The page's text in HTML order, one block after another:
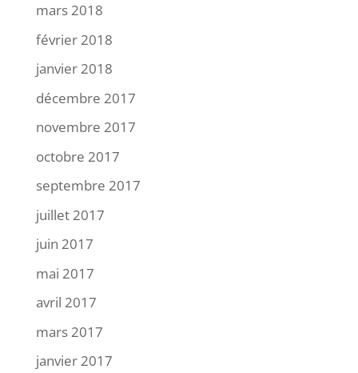
mars 2018
février 2018
janvier 2018
décembre 2017
novembre 2017
octobre 2017
septembre 2017
juillet 2017
juin 2017
mai 2017
avril 2017
mars 2017
janvier 2017